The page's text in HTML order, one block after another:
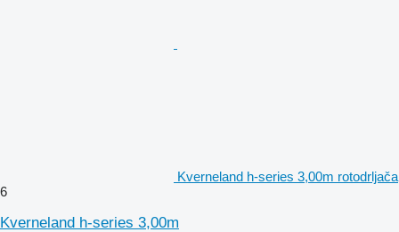
Kverneland h-series 3,00m rotodrljača
6
Kverneland h-series 3,00m